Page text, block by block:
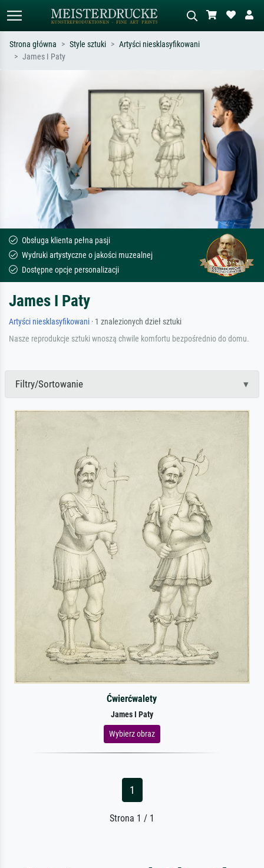
impresjonizm, fala Hokusaia, akt.
Opisz scenę – np. zielona łąka,
abstrakcja z czerwienią, ciemny olej,
stojący akt obok drzewa.
Strona główna Style sztuki
Artyści niesklasyfikowani
James I Paty
Obsługa klienta pełna pasji
Wydruki artystyczne o jakości muzealnej
Dostępne opcje personalizacji
James I Paty
Artyści niesklasyfikowani · 1 znalezionych dzieł sztuki
Nasze reprodukcje sztuki wnoszą chwile komfortu bezpośrednio do domu.
Filtry/Sortowanie
Ćwierćwalety
James I Paty
Wybierz obraz
1
Strona 1 / 1